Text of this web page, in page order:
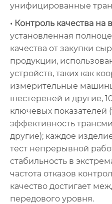
унифицированные
• Контроль качества на
установленная
качества от закупки
продукции,
устройств, таких как
измерительные
шестереней и другие,
ключевых показателей
эффективность
другие); каждое
тест непрерывной
стабильность в
частота отказов
качество достигает
передового уровня.